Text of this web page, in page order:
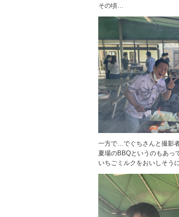
その頃…
一方で…でぐちさんと撮影
夏場のBBQというのもあっ
いちごミルクをおいしそう